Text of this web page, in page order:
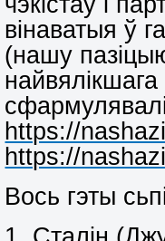
вінаватыя ў
(нашу
https://
https://
Вось гэты